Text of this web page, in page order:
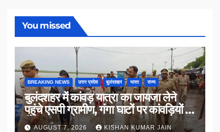
You missed
BREAKING NEWS उत्तर प्रदेश बुलंदशहर भारत राज्य
बुलंदशहर में कांवड़ यात्रा का जायजा लेने
पहुंचे एसपी ग्रामीण, गंगा घाटों पर कांवड़ियों से
किया संवाद
AUGUST 7, 2026 KISHAN KUMAR JAIN